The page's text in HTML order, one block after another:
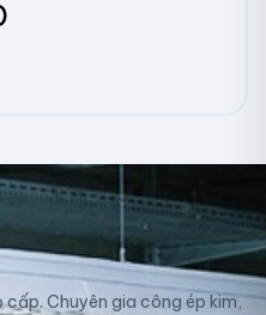
Chuyên gia công ép kim,